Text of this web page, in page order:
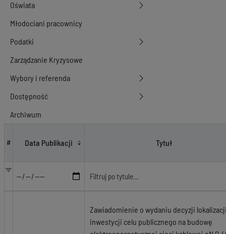
Oświata
Młodociani pracownicy
Podatki
Zarządzanie Kryzysowe
Wybory i referenda
Dostępność
Archiwum
# Data Publikacji Tytuł
Zawiadomienie o wydaniu decyzji
inwestycji celu publicznego na budowę